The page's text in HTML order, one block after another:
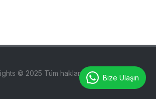
© 2025 Tüm hakları saklıdır.Bize Ulaşın